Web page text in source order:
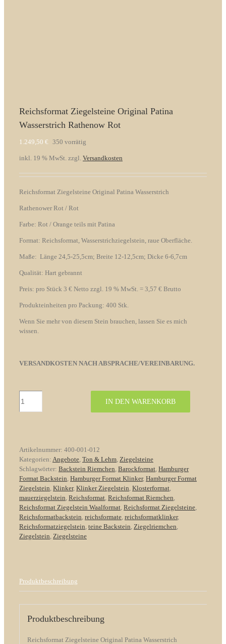
Reichsformat Ziegelsteine Original Patina
Wasserstrich Rathenow Rot
1.249,50 € 350 vorrätig
inkl. 19 % MwSt. zzgl. Versandkosten
Reichsformat Ziegelsteine Original Patina Wasserstrich
Rathenower Rot / Rot
Farbe: Rot / Orange teils mit Patina
Format: Reichsformat, Wasserstrichziegelstein, raue Oberfläche.
Maße: Länge 24,5-25,5cm; Breite 12-12,5cm; Dicke 6-6,7cm
Qualität: Hart gebrannt
Preis: pro Stück 3 € Netto zzgl. 19 % MwSt. = 3,57 € Brutto
Produkteinheiten pro Packung: 400 Stk.
Wenn Sie mehr von diesem Stein brauchen, lassen Sie es mich
wissen.
VERSANDKOSTEN NACH ABSPRACHE/VEREINBARUNG.
Ziegelsteine
Original
Rot
Menge
IN DEN WARENKORB
Artikelnummer: 400-001-012
Kategorien: Angebote, Ton & Lehm, Ziegelsteine
Schlagwörter: Backstein Riemchen, Barockformat, Hamburger
Format Backstein, Hamburger Format Klinker, Hamburger Format
Ziegelstein, Klinker, Klinker Ziegelstein, Klosterformat,
mauerziegelstein, Reichsformat, Reichsformat Riemchen,
Reichsformat Ziegelstein Waalformat, Reichsformat Ziegelsteine,
Reichsformatbackstein, reichsformate, reichsformatklinker,
Reichsformatziegelstein, teine Backstein, Ziegelriemchen,
Ziegelstein, Ziegelsteine
Produktbeschreibung
Produktbeschreibung
Reichsformat Ziegelsteine Original Patina Wasserstrich